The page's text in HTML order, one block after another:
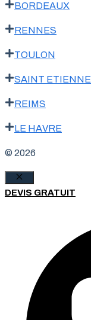
BORDEAUX
RENNES
TOULON
SAINT ETIENNE
REIMS
LE HAVRE
© 2026
Fermer
DEVIS GRATUIT